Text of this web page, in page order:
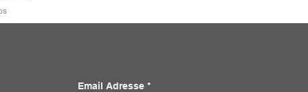
Email Adresse